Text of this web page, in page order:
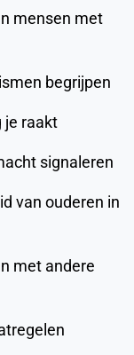
mensen met
begrijpen
je raakt
signaleren
van ouderen in
met andere